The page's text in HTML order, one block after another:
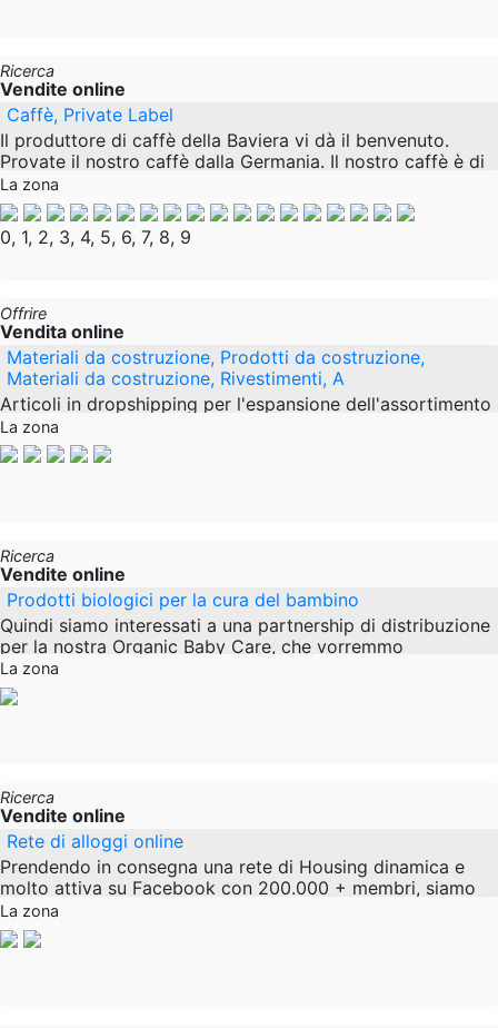
Ricerca
Vendite online
Caffè, Private Label
Il produttore di caffè della Baviera vi dà il benvenuto.
Provate il nostro caffè dalla Germania. Il nostro caffè è di
altissima qualità e purezza di gusto
La zona
0, 1, 2, 3, 4, 5, 6, 7, 8, 9
Offrire
Vendita online
Materiali da costruzione, Prodotti da costruzione,
Materiali da costruzione, Rivestimenti, A
Articoli in dropshipping per l'espansione dell'assortimento
Siamo un produttore di facciate ETICS con listelli in
mattoni di clinker e vendiamo già con
La zona
Ricerca
Vendite online
Prodotti biologici per la cura del bambino
Quindi siamo interessati a una partnership di distribuzione
per la nostra Organic Baby Care, che vorremmo
distribuire attraverso il canale farmacia/ist
La zona
Ricerca
Vendite online
Rete di alloggi online
Prendendo in consegna una rete di Housing dinamica e
molto attiva su Facebook con 200.000 + membri, siamo
una delle più grandi reti in Germania e Austria con
La zona